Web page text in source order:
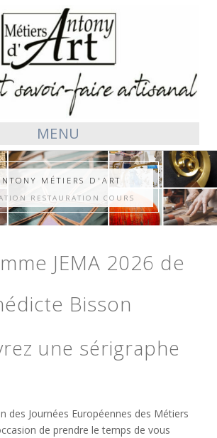
MENU
MÉTIERS D'ART
RESTAURATION COURS
JEMA 2026 de
Bisson
une sérigraphe
des Journées Européennes des Métiers
de prendre le temps de vous